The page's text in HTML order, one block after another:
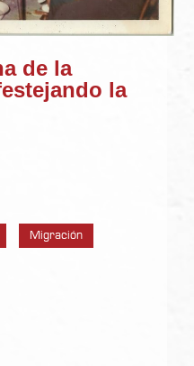
de la
la
Migración